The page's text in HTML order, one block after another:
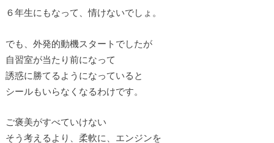
６年生にもなって、情けないでしょ。
でも、外発的動機スタートでしたが
自習室が当たり前になって
誘惑に勝てるようになっていると
シールもいらなくなるわけです。
ご褒美がすべていけない
そう考えるより、柔軟に、エンジンを